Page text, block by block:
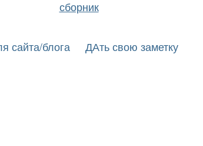
сборник
сайта/блога ДАть свою заметку